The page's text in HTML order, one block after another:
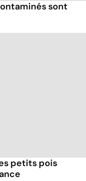
sont
petits pois